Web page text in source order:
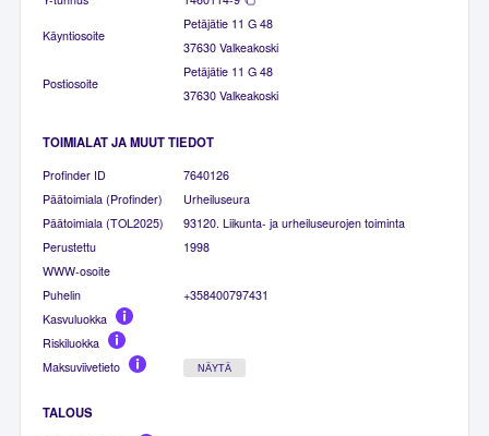
Käyntiosoite
Petäjätie 11 G 48
37630 Valkeakoski
Postiosoite
Petäjätie 11 G 48
37630 Valkeakoski
TOIMIALAT JA MUUT TIEDOT
Profinder ID
7640126
Päätoimiala (Profinder)
Urheiluseura
Päätoimiala (TOL2025)
93120. Liikunta- ja urheiluseurojen toiminta
Perustettu
1998
WWW-osoite
Puhelin
+358400797431
Kasvuluokka
Riskiluokka
Maksuviivetieto
NÄYTÄ
TALOUS